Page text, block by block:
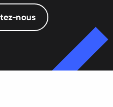
nous